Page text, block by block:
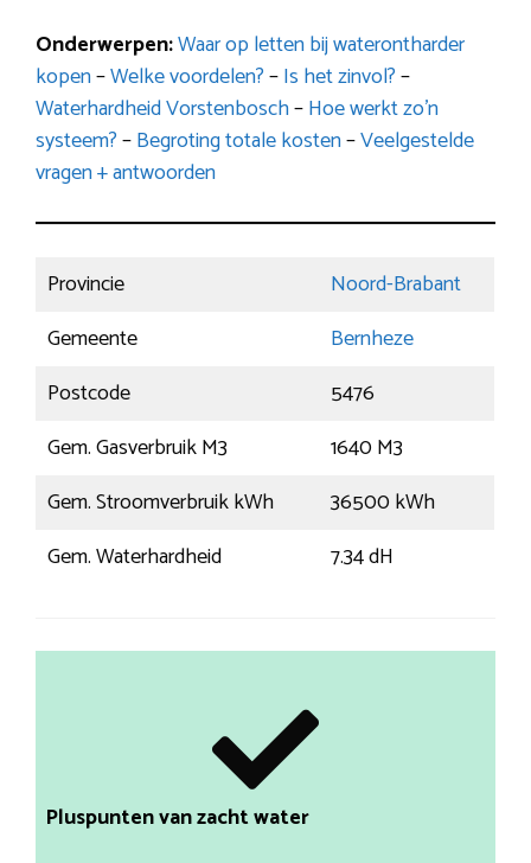
Onderwerpen:Waar op letten bij waterontharder
kopen–Welke voordelen?–Is het zinvol?–
Waterhardheid Vorstenbosch–Hoe werkt zo’n
systeem?–Begroting totale kosten–Veelgestelde
vragen + antwoorden
Provincie
Noord-Brabant
Gemeente
Bernheze
Postcode
5476
Gem. Gasverbruik M3
1640 M3
Gem. Stroomverbruik kWh
36500 kWh
Gem. Waterhardheid
7.34 dH
Pluspunten van zacht water